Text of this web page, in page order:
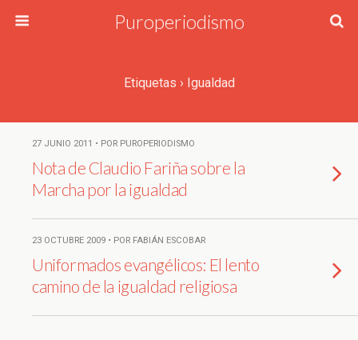
Puroperiodismo
Etiquetas › Igualdad
27 JUNIO 2011 • POR PUROPERIODISMO
Nota de Claudio Fariña sobre la
Marcha por la igualdad
23 OCTUBRE 2009 • POR FABIÁN ESCOBAR
Uniformados evangélicos: El lento
camino de la igualdad religiosa